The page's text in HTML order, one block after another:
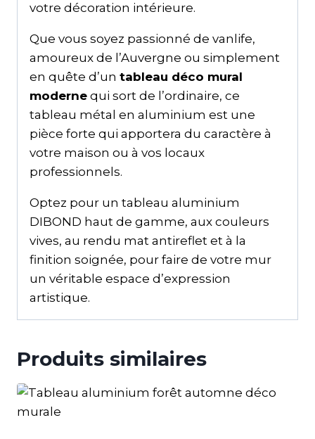
votre décoration intérieure.
Que vous soyez passionné de vanlife,
amoureux de l’Auvergne ou simplement
en quête d’un tableau déco mural
moderne qui sort de l’ordinaire, ce
tableau métal en aluminium est une
pièce forte qui apportera du caractère à
votre maison ou à vos locaux
professionnels.
Optez pour un tableau aluminium
DIBOND haut de gamme, aux couleurs
vives, au rendu mat antireflet et à la
finition soignée, pour faire de votre mur
un véritable espace d’expression
artistique.
Produits similaires